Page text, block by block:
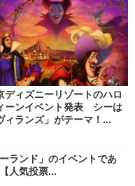
ディズニーリゾートのハロ
ーンイベント発表 シーは
ィランズ」がテーマ！...
ランド」のイベントであ
人気投票...